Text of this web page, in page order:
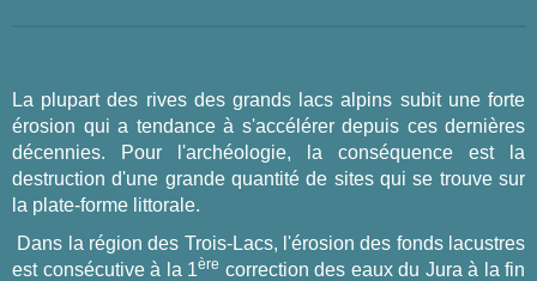
La plupart des rives des grands lacs alpins subit une forte
érosion qui a tendance à s'accélérer depuis ces dernières
décennies. Pour l'archéologie, la conséquence est la
destruction d'une grande quantité de sites qui se trouve sur
la plate-forme littorale.
Dans la région des Trois-Lacs, l'érosion des fonds lacustres
est consécutive à la 1ère correction des eaux du Jura à la fin